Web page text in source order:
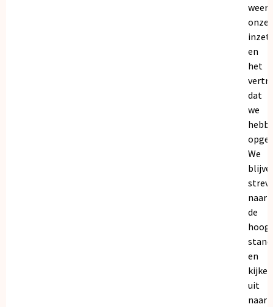
onze
inzet
en
het
dat
we
We
naar
de
en
kijken
uit
naar